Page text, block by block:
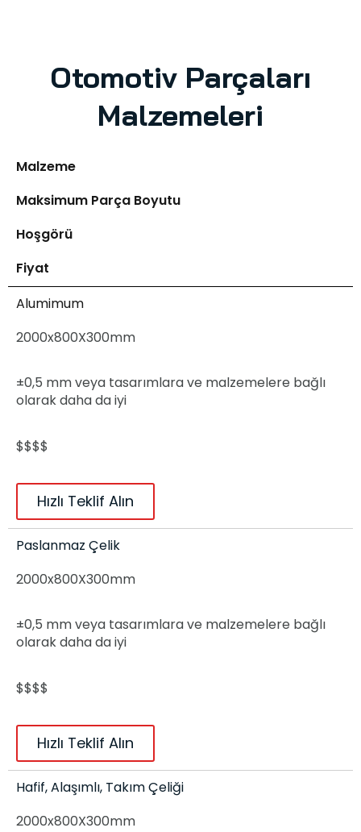
Otomotiv Parçaları
Malzemeleri
Malzeme
Maksimum Parça Boyutu
Hoşgörü
Fiyat
Alumimum
2000x800X300mm
±0,5 mm veya tasarımlara ve malzemelere bağlı
olarak daha da iyi
$$$$
Hızlı Teklif Alın
Paslanmaz Çelik
2000x800X300mm
±0,5 mm veya tasarımlara ve malzemelere bağlı
olarak daha da iyi
$$$$
Hızlı Teklif Alın
Hafif, Alaşımlı, Takım Çeliği
2000x800X300mm